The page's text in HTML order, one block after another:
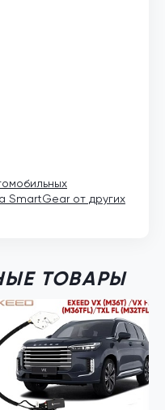
SmartGear от других
ТОВАРЫ